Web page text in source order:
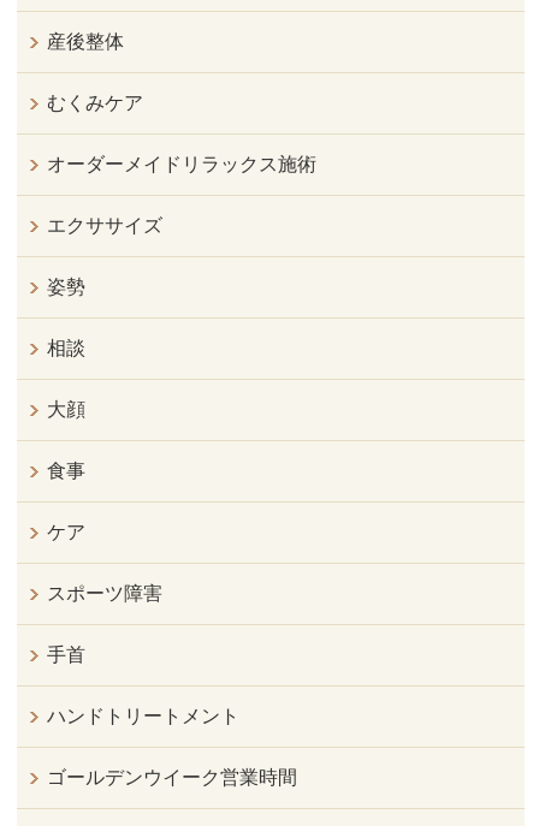
産後整体
むくみケア
オーダーメイドリラックス施術
エクササイズ
姿勢
相談
大顔
食事
ケア
スポーツ障害
手首
ハンドトリートメント
ゴールデンウイーク営業時間